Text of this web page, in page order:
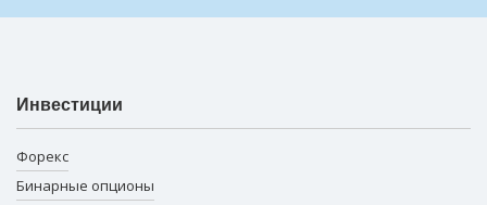
Инвестиции
Форекс
Бинарные опционы